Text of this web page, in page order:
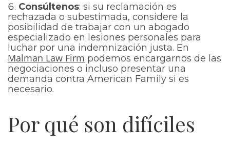
Consúltenos: si su reclamación es
rechazada o subestimada, considere la
posibilidad de trabajar con un abogado
especializado en lesiones personales para
luchar por una indemnización justa. En
Malman Law Firm podemos encargarnos de las
negociaciones o incluso presentar una
demanda contra American Family si es
necesario.
Por qué son difíciles